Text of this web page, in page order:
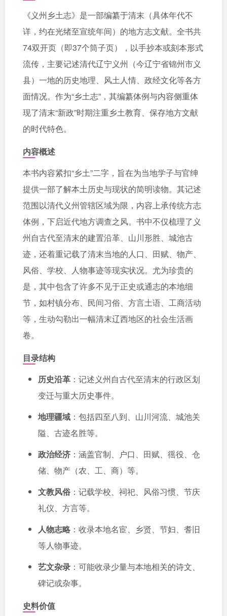
《义州乡土志》是一部编纂于清末（具体年代不
详，约在光绪至宣统年间）的地方志文献。全书共
74双开页（即37个筒子页），以手抄本或刻本形式
流传，主要记述清代辽宁义州（今辽宁省锦州市义
县）一地的历史地理、风土人情、政经文化等各方
面情况。作为“乡土志”，其编纂体例与内容侧重体
现了清末“新政”时期注重乡土教育、保存地方文献
的时代特色。
内容概述
本书内容紧扣“乡土”二字，旨在为当地学子与官绅
提供一部了解本土历史与现状的简明读物。其记述
范围以清代义州管辖区域为限，内容上承传统方志
体例，下启近代地方调查之风。书中不仅梳理了义
州自古代至清末的建置沿革、山川形胜、城池古
迹，还着重记载了清末当地的人口、田赋、物产、
风俗、学校、人物事迹等现实状况。尤为珍贵的
是，其中包含了许多不见于正史或通志的本地细
节，如村镇分布、民间习俗、方言土语、工商活动
等，生动勾勒出一幅清末辽西地区的社会生活画
卷。
目录结构
历史沿革 ：记述义州自古代至清末的行政区划
变迁与重大历史事件。
地理疆域 ：包括四至八到、山川河流、城池关
隘、古迹名胜等。
政治经济 ：涵盖官制、户口、田赋、徭役、仓
储、物产（农、工、商）等。
文教风俗 ：记载学校、祠祀、风俗习惯、节庆
礼仪、方言等。
人物志略 ：收录本地名宦、乡贤、节妇、耆旧
等人物事迹。
艺文杂录 ：可能收录少量与本地相关的诗文、
碑记或杂事。
史料价值